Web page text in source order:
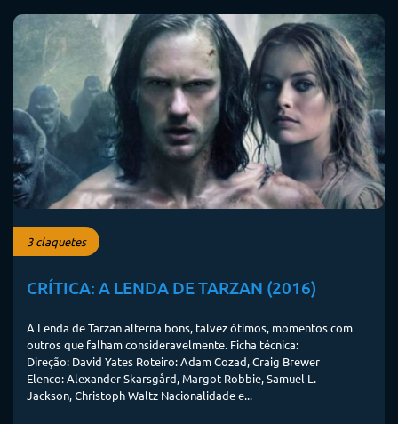
3 claquetes
CRÍTICA: A LENDA DE TARZAN (2016)
A Lenda de Tarzan alterna bons, talvez ótimos, momentos com
outros que falham consideravelmente. Ficha técnica:
Direção: David Yates Roteiro: Adam Cozad, Craig Brewer
Elenco: Alexander Skarsgård, Margot Robbie, Samuel L.
Jackson, Christoph Waltz Nacionalidade e...